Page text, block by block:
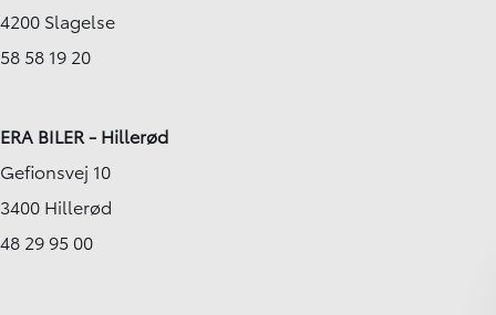
4200 Slagelse
58 58 19 20
ERA BILER - Hillerød
Gefionsvej 10
3400 Hillerød
48 29 95 00